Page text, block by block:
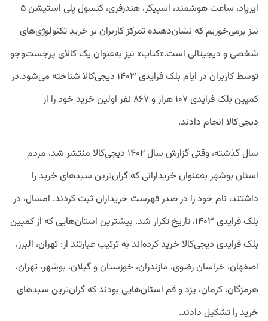
ایرپاد، ساعت هوشمند، اسپیکر، هندزفری، کنسول پلی استیشن ۵
نیز برمی‌خوریم که نشان‌دهنده تمرکز کاربران بر خرید تکنولوژی‌های
شخصی و دیجیتالی است.«کتاب» نیز به‌عنوان یک کالای پرجست‌وجو
توسط کاربران در ایام بلک فرایدی ۱۴۰۳ دیجی‌کالا شناخته می‌شود.در
کمپین بلک فرایدی ۱۰۷ هزار و ۸۶۷ نفر اولین خرید خود را از
دیجی‌کالا انجام دادند.
سال گذشته، وقتی گزارش سال ۱۴۰۲ دیجی‌کالا منتشر شد، مردم
استان بوشهر به‌عنوان خریدارانی که گران‌ترین سبدهای خرید را
داشتند، نام خود را در صدر فهرست خریداران ثبت کردند. امسال، در
بلک فرایدی ۱۴۰۳، تاریخ تکرار شد. بیشترین استان‌هایی که از کمپین
بلک فرایدی دیجی‌کالا خرید کرده‌اند به ترتیب عبارتند از: تهران، البرز،
اصفهان، خراسان رضوی، مازندران، خوزستان و گیلان. بوشهر، تهران،
هرمزگان، کرمان، یزد و قم استان‌هایی بودند که گران‌ترین سبدهای
خرید را تشکیل دادند.